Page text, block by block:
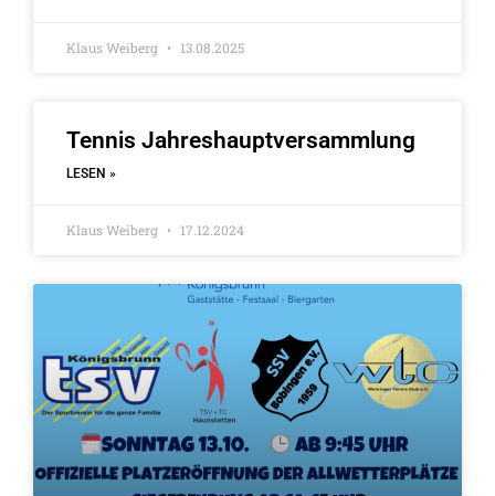
Klaus Weiberg 13.08.2025
Tennis Jahreshauptversammlung
LESEN »
Klaus Weiberg 17.12.2024